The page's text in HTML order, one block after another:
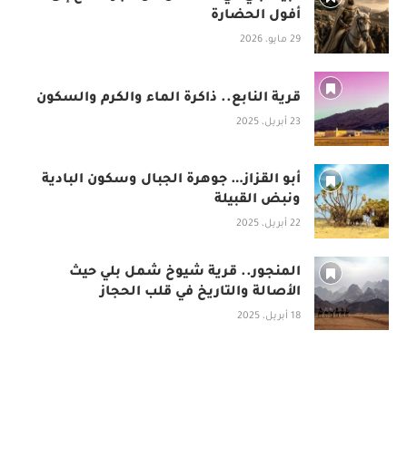
أفول الحضارة
29 مايو، 2026
قرية النابع.. ذاكرة الماء والكرم والسكون
23 أبريل، 2025
أبو القزاز… جوهرة الجبال وسكون البادية
ونبض القبيلة
22 أبريل، 2025
المنجور.. قرية شيوخ شمل بلي حيث
الأصالة والتاريخ في قلب الحجاز
18 أبريل، 2025